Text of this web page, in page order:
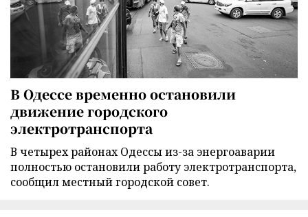
В Одессе временно остановили
движение городского
электротранспорта
В четырех районах Одессы из-за энергоаварии
полностью остановили работу электротранспорта,
сообщил местный городской совет.